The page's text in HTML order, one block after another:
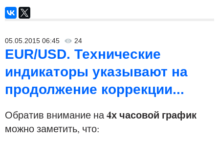
05.05.2015 06:45 24
EUR/USD. Технические
индикаторы указывают на
продолжение коррекции...
Обратив внимание на4х часовой график
можно заметить, что: